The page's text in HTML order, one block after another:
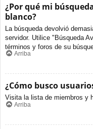
¿Por qué mi
blanco?
La búsqueda devolvió
servidor. Utilice "Búsqueda
términos y foros de su
Arriba
¿Cómo busco
Visita la lista de miembros y
Arriba